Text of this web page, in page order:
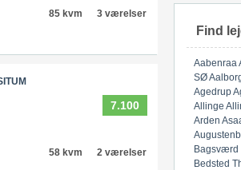
85 kvm
3 værelser
7.100
58 kvm
2 værelser
Find
Aabenraa
SØ
Agedrup
Allinge
Arden
Bagsværd
Bedsted